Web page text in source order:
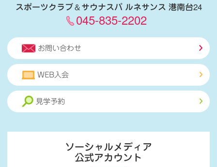
スポーツクラブ＆サウナスパ ルネサンス 港南台24
045-835-2202
お問い合わせ
WEB入会
見学予約
ソーシャルメディア
公式アカウント